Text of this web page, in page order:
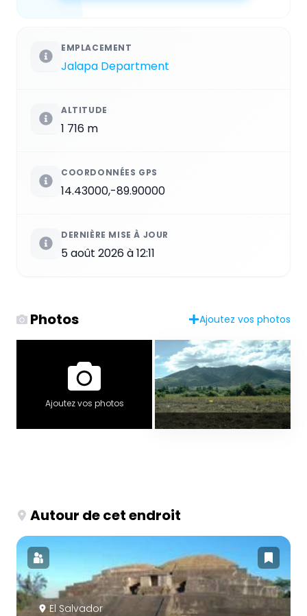
EMPLACEMENT
Jalapa Department
ALTITUDE
1 716 m
COORDONNÉES GPS
14.43000,-89.90000
DERNIÈRE MISE À JOUR
5 août 2026 à 12:11
Photos Ajoutez vos photos
Ajoutez vos photos
Autour de cet endroit
El Salvador